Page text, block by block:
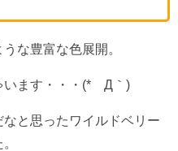
な豊富な色展開。
います・・・(*´Д｀)
と思ったワイルドベリー